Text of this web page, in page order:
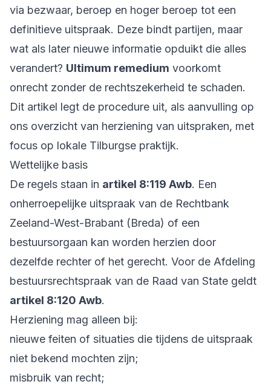
via bezwaar, beroep en hoger beroep tot een
definitieve uitspraak. Deze bindt partijen, maar
wat als later nieuwe informatie opduikt die alles
verandert? Ultimum remedium voorkomt
onrecht zonder de rechtszekerheid te schaden.
Dit artikel legt de procedure uit, als aanvulling op
ons overzicht van herziening van uitspraken, met
focus op lokale Tilburgse praktijk.
Wettelijke basis
De regels staan in artikel 8:119 Awb. Een
onherroepelijke uitspraak van de Rechtbank
Zeeland-West-Brabant (Breda) of een
bestuursorgaan kan worden herzien door
dezelfde rechter of het gerecht. Voor de Afdeling
bestuursrechtspraak van de Raad van State geldt
artikel 8:120 Awb.
Herziening mag alleen bij:
nieuwe feiten of situaties die tijdens de uitspraak
niet bekend mochten zijn;
misbruik van recht;